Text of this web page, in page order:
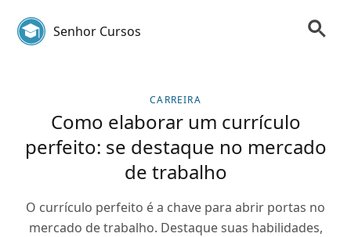
Senhor Cursos
CARREIRA
Como elaborar um currículo
perfeito: se destaque no mercado
de trabalho
O currículo perfeito é a chave para abrir portas no
mercado de trabalho. Destaque suas habilidades,